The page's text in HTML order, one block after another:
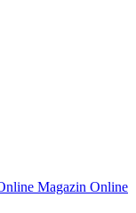
Online